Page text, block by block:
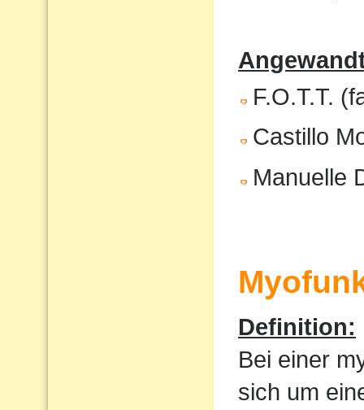
F.O.T.T.
Castillo
Manuelle
Definition:
Bei einer
sich um